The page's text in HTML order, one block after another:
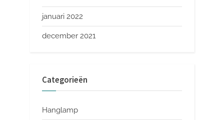
januari 2022
december 2021
Categorieën
Hanglamp